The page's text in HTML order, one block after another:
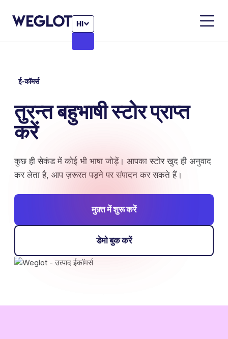
HI
ई-कॉमर्स
तुरन्त बहुभाषी स्टोरप्राप्त
करें
कुछ ही सेकंड में कोई भी भाषा जोड़ें। आपका स्टोर खुद ही अनुवाद
कर लेता है, आप ज़रूरत पड़ने पर संपादन कर सकते हैं।
मुफ़्त में शुरू करें
डेमो बुक करें